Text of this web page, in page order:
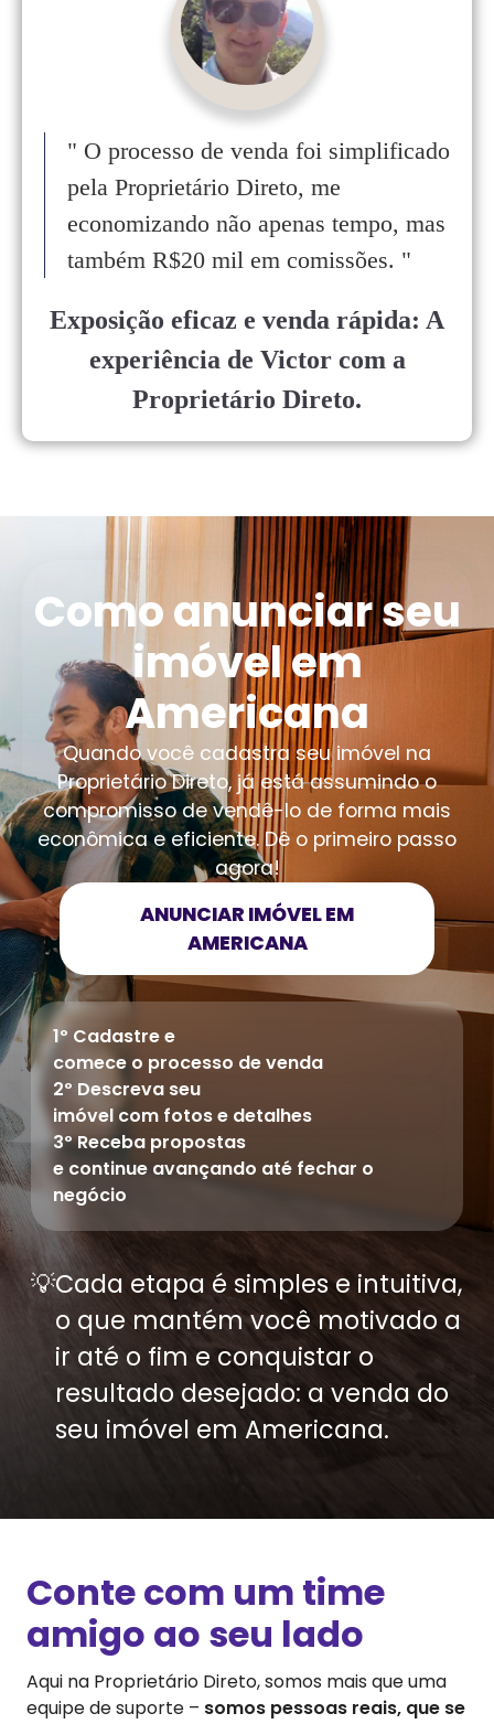
Exposição eficaz e venda rápida: A
experiência de Victor com a
Proprietário Direto.
" O processo de venda foi simplificado
pela Proprietário Direto, me
economizando não apenas tempo, mas
também R$20 mil em comissões. "
Como anunciar seu
imóvel em
Americana
Quando você cadastra seu imóvel na
Proprietário Direto, já está assumindo o
compromisso de vendê-lo de forma mais
econômica e eficiente. Dê o primeiro passo
agora!
ANUNCIAR IMÓVEL EM
AMERICANA
1º Cadastre e
comece o processo de venda
2º Descreva seu
imóvel com fotos e detalhes
3º Receba propostas
e continue avançando até fechar o
negócio
💡Cada etapa é simples e intuitiva,
o que mantém você motivado a
ir até o fim e conquistar o
resultado desejado: a venda do
seu imóvel em Americana.
Conte com um time
amigo ao seu lado
Aqui na Proprietário Direto, somos mais que uma
equipe de suporte – somos pessoas reais, que se